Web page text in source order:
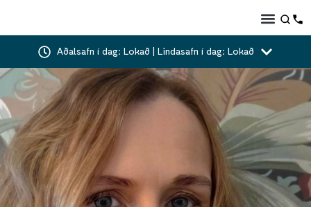
Aðalsafn í dag: Lokað | Lindasafn í dag: Lokað